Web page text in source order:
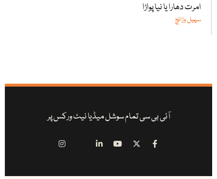
امرت دھارا یا نیا پواڑا
سہیل وڑائچ
آئی بی سی تمام سوشل میڈیا نیٹ ورکس پر